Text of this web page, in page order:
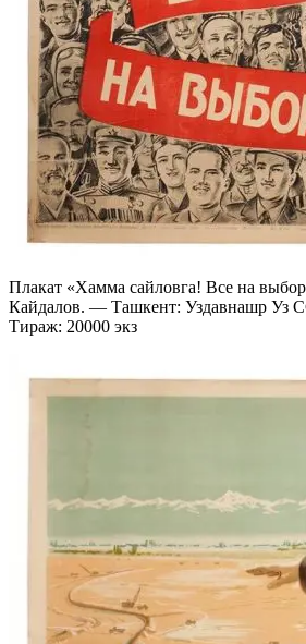
Плакат «Хамма сайловга! Все на
Кайдалов. — Ташкент: Уздавнашр Уз
Тираж: 20000 экз